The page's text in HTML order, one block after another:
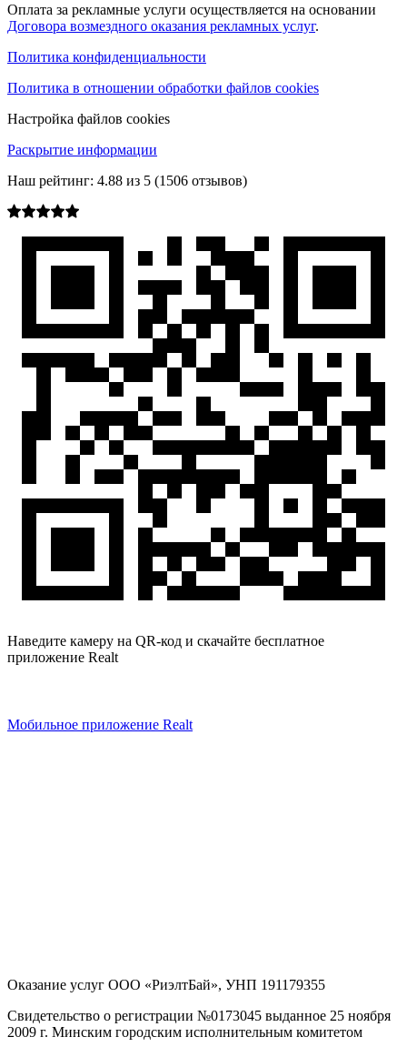
Оплата за рекламные услуги осуществляется на основании
Договора возмездного оказания рекламных услуг.
Политика конфиденциальности
Политика в отношении обработки файлов cookies
Настройка файлов cookies
Раскрытие информации
Наш рейтинг: 4.88 из 5 (1506 отзывов)
Наведите камеру на QR-код и скачайте бесплатное
приложение Realt
Мобильное приложение Realt
Оказание услуг ООО «РиэлтБай», УНП 191179355
Свидетельство о регистрации №0173045 выданное 25 ноября
2009 г. Минским городским исполнительным комитетом